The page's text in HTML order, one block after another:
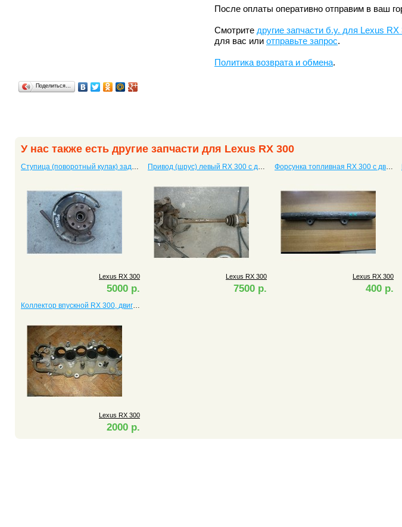
После оплаты оперативно отправим в ваш
Смотрите другие запчасти б.у. для Lexus RX
для вас или отправьте запрос.
Политика возврата и обмена.
Поделиться…
У нас также есть другие запчасти для Lexus RX 300
Ступица (поворотный кулак) задняя левая RX 300
Lexus RX 300
5000 р.
Привод (шрус) левый RX 300 с двигателем 1MZ
Lexus RX 300
7500 р.
Форсунка топливная RX 300 с двигателем 3.0
Lexus RX 300
400 р.
Коллектор впускной RX 300, двигатель 1MZ
Lexus RX 300
2000 р.